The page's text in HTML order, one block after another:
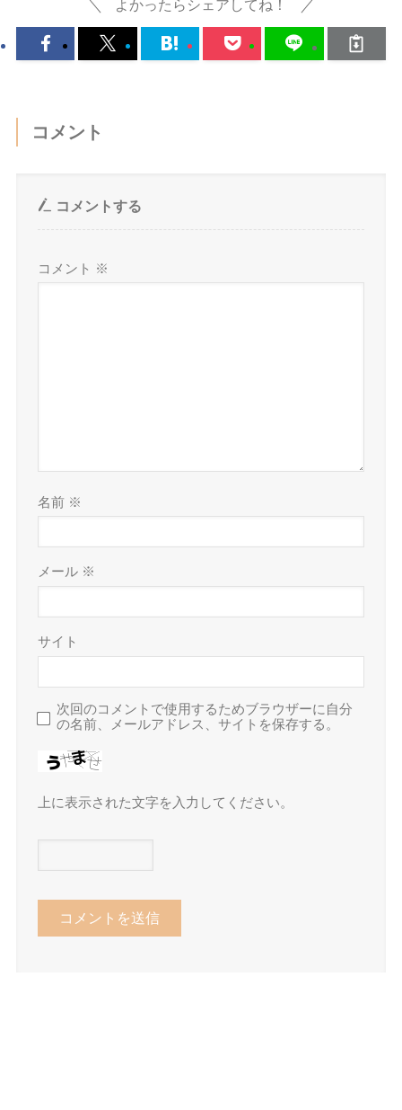
よかったらシェアしてね！
コメント
コメントする
コメント ※
名前 ※
メール ※
サイト
次回のコメントで使用するためブラウザーに自分
の名前、メールアドレス、サイトを保存する。
上に表示された文字を入力してください。